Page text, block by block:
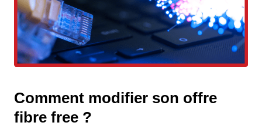
Comment modifier son offre
fibre free ?